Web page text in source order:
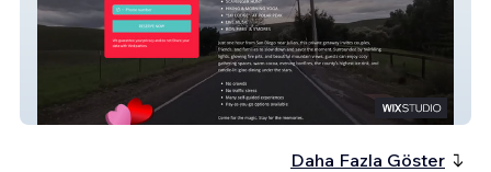
Winter Splendor Celebration
Daha Fazla Göster